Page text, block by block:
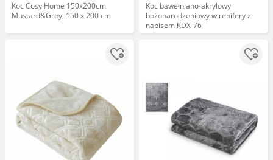
Koc Cosy Home 150x200cm
Mustard&Grey, 150 x 200 cm
Koc bawełniano-akrylowy
bożonarodzeniowy w renifery z
napisem KDX-76